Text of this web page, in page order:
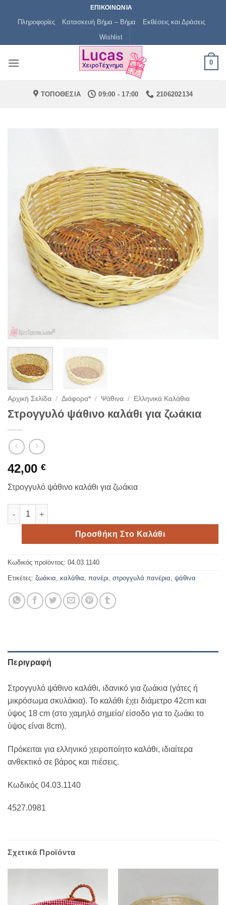
ΕΠΙΚΟΙΝΩΝΙΑ
Πληροφορίες Κατασκευή Βήμα – Βήμα
Εκθέσεις και Δράσεις
Wishlist
0
ΤΟΠΟΘΕΣΙΑ 09:00 - 17:00 2106202134
Αρχική Σελίδα / Διάφορα* / Ψάθινα / Ελληνικά Καλάθια
Στρογγυλό ψάθινο καλάθι για ζωάκια
42,00 €
Στρογγυλό ψάθινο καλάθι για ζωάκια
Στρογγυλό ψάθινο καλάθι για ζωάκια ποσότητα
Προσθήκη Στο Καλάθι
Κωδικός προϊόντος: 04.03.1140
Ετικέτες: ζωάκια, καλάθια, πανέρι, στρογγυλά πανέρια, ψάθινα
Περιγραφή
Στρογγυλό ψάθινο καλάθι, ιδανικό για ζωάκια (γάτες ή
μικρόσωμα σκυλάκια). Το καλάθι έχει διάμετρο 42cm και
ύψος 18 cm (στο χαμηλό σημείο/ είσοδο για το ζωάκι το
ύψος είναι 8cm).
Πρόκειται για ελληνικό χειροποίητο καλάθι, ιδιαίτερα
ανθεκτικό σε βάρος και πιέσεις.
Κωδικός 04.03.1140
4527.0981
Σχετικά Προϊόντα